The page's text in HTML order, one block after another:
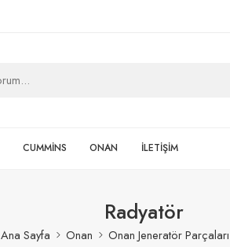
CUMMİNS ONAN İLETİŞİM
Radyatör
Ana Sayfa Onan Onan Jeneratör Parçaları